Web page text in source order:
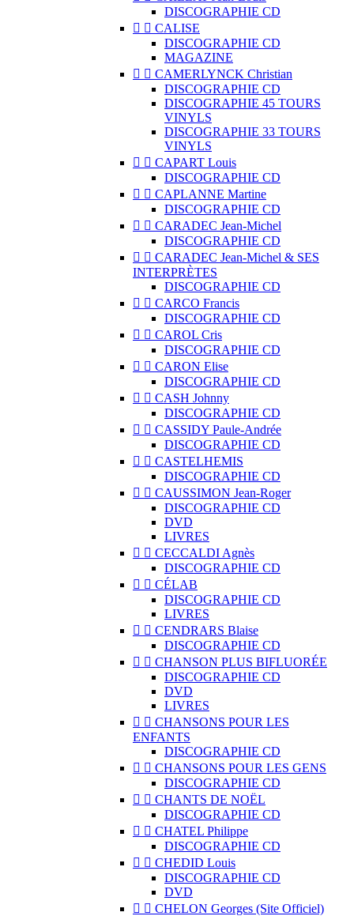
DISCOGRAPHIE CD
  CALISE
DISCOGRAPHIE CD
MAGAZINE
  CAMERLYNCK Christian
DISCOGRAPHIE CD
DISCOGRAPHIE 45 TOURS
VINYLS
DISCOGRAPHIE 33 TOURS
VINYLS
  CAPART Louis
DISCOGRAPHIE CD
  CAPLANNE Martine
DISCOGRAPHIE CD
  CARADEC Jean-Michel
DISCOGRAPHIE CD
  CARADEC Jean-Michel & SES
INTERPRÈTES
DISCOGRAPHIE CD
  CARCO Francis
DISCOGRAPHIE CD
  CAROL Cris
DISCOGRAPHIE CD
  CARON Elise
DISCOGRAPHIE CD
  CASH Johnny
DISCOGRAPHIE CD
  CASSIDY Paule-Andrée
DISCOGRAPHIE CD
  CASTELHEMIS
DISCOGRAPHIE CD
  CAUSSIMON Jean-Roger
DISCOGRAPHIE CD
DVD
LIVRES
  CECCALDI Agnès
DISCOGRAPHIE CD
  CÉLAB
DISCOGRAPHIE CD
LIVRES
  CENDRARS Blaise
DISCOGRAPHIE CD
  CHANSON PLUS BIFLUORÉE
DISCOGRAPHIE CD
DVD
LIVRES
  CHANSONS POUR LES
ENFANTS
DISCOGRAPHIE CD
  CHANSONS POUR LES GENS
DISCOGRAPHIE CD
  CHANTS DE NOËL
DISCOGRAPHIE CD
  CHATEL Philippe
DISCOGRAPHIE CD
  CHEDID Louis
DISCOGRAPHIE CD
DVD
  CHELON Georges (Site Officiel)